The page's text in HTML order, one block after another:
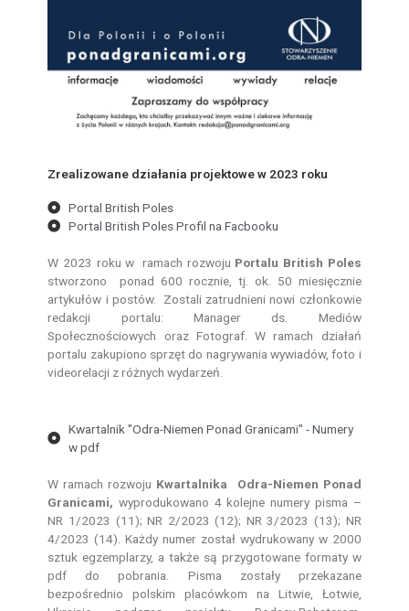
Zrealizowane działania projektowe w 2023 roku
Portal British Poles
Portal British Poles Profil na Facbooku
W 2023 roku w ramach rozwoju Portalu British Poles
stworzono ponad 600 rocznie, tj. ok. 50 miesięcznie
artykułów i postów. Zostali zatrudnieni nowi członkowie
redakcji portalu: Manager ds. Mediów
Społecznościowych oraz Fotograf. W ramach działań
portalu zakupiono sprzęt do nagrywania wywiadów, foto i
videorelacji z różnych wydarzeń.
Kwartalnik "Odra-Niemen Ponad Granicami" - Numery
w pdf
W ramach rozwoju Kwartalnika Odra-Niemen Ponad
Granicami, wyprodukowano 4 kolejne numery pisma –
NR 1/2023 (11); NR 2/2023 (12); NR 3/2023 (13); NR
4/2023 (14). Każdy numer został wydrukowany w 2000
sztuk egzemplarzy, a także są przygotowane formaty w
pdf do pobrania. Pisma zostały przekazane
bezpośrednio polskim placówkom na Litwie, Łotwie,